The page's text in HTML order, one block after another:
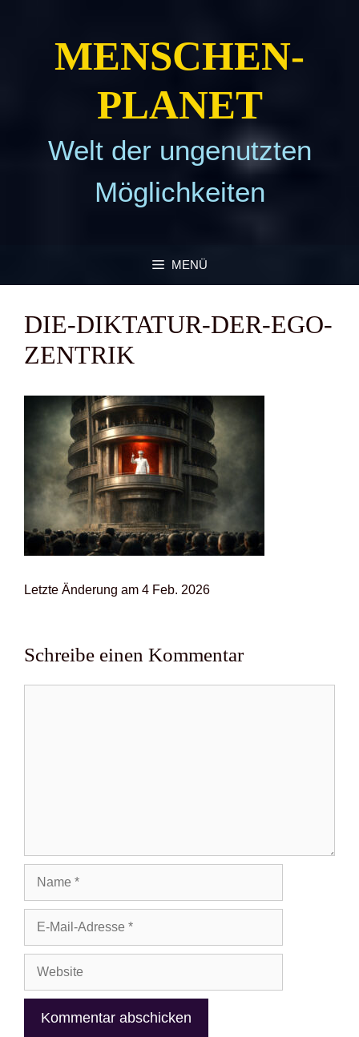
MEN­SCHEN­
PLA­NET
Welt der ungenutzten
Möglichkeiten
MENÜ
DIE-DIK­TA­TUR-DER-EGO­
ZEN­TRIK
Letz­te Ände­rung am 4 Feb. 2026
Schreibe einen Kommentar
Adresse